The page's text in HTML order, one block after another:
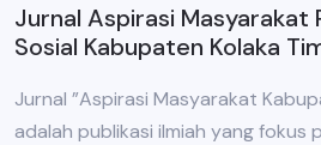
Jurnal Aspirasi Masyarakat
Sosial Kabupaten Kolaka
Jurnal ”Aspirasi Masyarakat
adalah publikasi ilmiah yang fokus